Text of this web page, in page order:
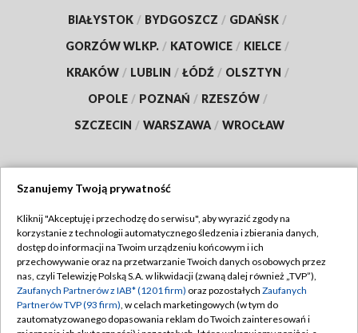
BIAŁYSTOK / BYDGOSZCZ / GDAŃSK /
GORZÓW WLKP. / KATOWICE / KIELCE /
KRAKÓW / LUBLIN / ŁÓDŹ / OLSZTYN /
OPOLE / POZNAŃ / RZESZÓW /
SZCZECIN / WARSZAWA / WROCŁAW
TVP
Abonament TVP
Emisja w TVP
Centrum informacji TVP
Regulamin TVP
Polityka prywatności
Moje zgody
Szanujemy Twoją prywatność
Kliknij "Akceptuję i przechodzę do serwisu", aby wyrazić zgody na
korzystanie z technologii automatycznego śledzenia i zbierania danych,
dostęp do informacji na Twoim urządzeniu końcowym i ich
przechowywanie oraz na przetwarzanie Twoich danych osobowych przez
nas, czyli Telewizję Polską S.A. w likwidacji (zwaną dalej również „TVP”),
Zaufanych Partnerów z IAB* (1201 firm) oraz pozostałych Zaufanych
Partnerów TVP (93 firm), w celach marketingowych (w tym do
zautomatyzowanego dopasowania reklam do Twoich zainteresowań i